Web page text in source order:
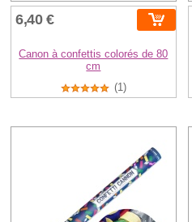
6,40 €
Canon à confettis colorés de 80
cm
(1)